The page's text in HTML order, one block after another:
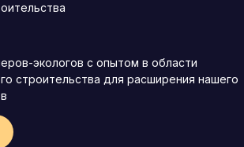
экологов с опытом в области
строительства для расширения нашего